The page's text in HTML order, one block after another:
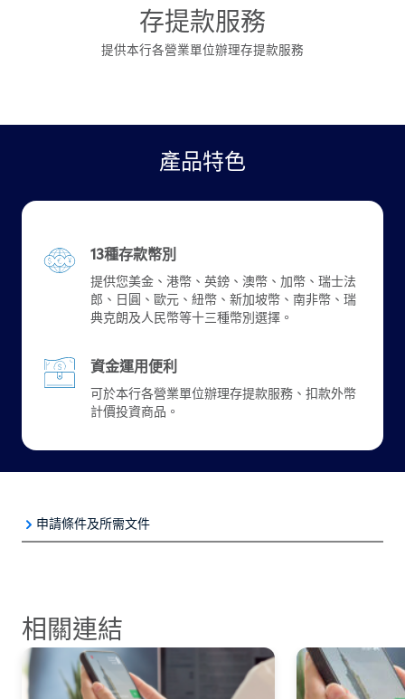
存提款服務
提供本行各營業單位辦理存提款服務
產品特色
13種存款幣別
提供您美金、港幣、英鎊、澳幣、加幣、瑞士法
郎、日圓、歐元、紐幣、新加坡幣、南非幣、瑞
典克朗及人民幣等十三種幣別選擇。
資金運用便利
可於本行各營業單位辦理存提款服務、扣款外幣
計價投資商品。
申請條件及所需文件
申請條件
個人、公司、行號、學校、機關、團體、公營
事業。
相關連結